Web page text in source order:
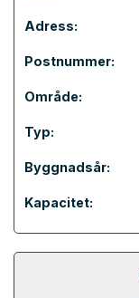
Adress:
Postnummer:
Område:
Typ:
Byggnadsår:
Kapacitet: